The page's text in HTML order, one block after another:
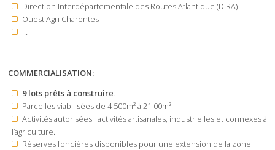
Direction Interdépartementale des Routes Atlantique (DIRA)
Ouest Agri Charentes
…
COMMERCIALISATION:
9 lots prêts à construire
Parcelles viabilisées de 4 500m² à 21 00m²
Activités autorisées : activités artisanales, industrielles et connexes à
l’agriculture.
Réserves foncières disponibles pour une extension de la zone